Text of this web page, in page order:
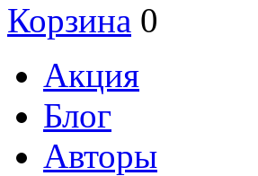
Корзина 0
Акция
Блог
Авторы